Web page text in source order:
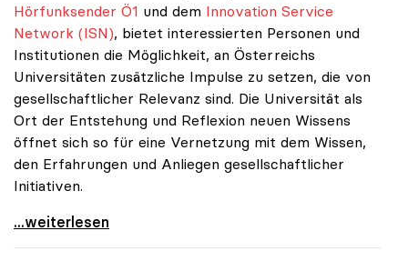
Hörfunksender Ö1 und dem Innovation Service
Network (ISN), bietet interessierten Personen und
Institutionen die Möglichkeit, an Österreichs
Universitäten zusätzliche Impulse zu setzen, die von
gesellschaftlicher Relevanz sind. Die Universität als
Ort der Entstehung und Reflexion neuen Wissens
öffnet sich so für eine Vernetzung mit dem Wissen,
den Erfahrungen und Anliegen gesellschaftlicher
Initiativen.
Erste Preisverleihung zu uniko-Projekt
...weiterlesen